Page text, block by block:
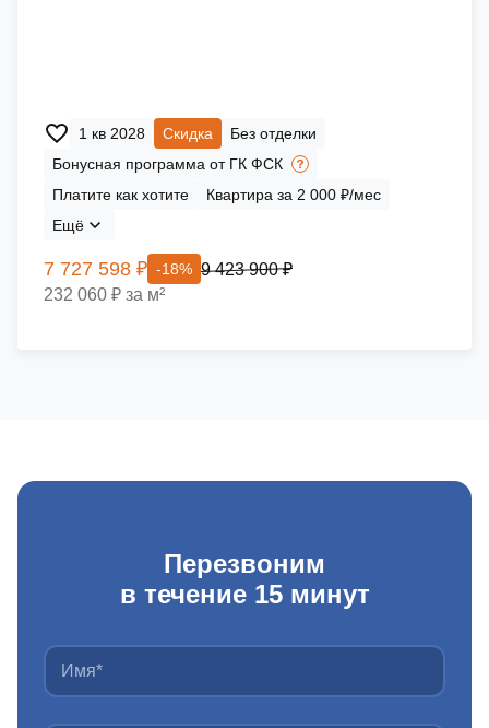
1 кв 2028 Скидка
Без отделки
Бонусная программа от ГК ФСК
Платите как хотите
Квартира за 2 000 ₽/мес
Ещё
7 727 598 ₽ -18% 9 423 900 ₽
232 060 ₽ за м²
Перезвоним
в течение 15 минут